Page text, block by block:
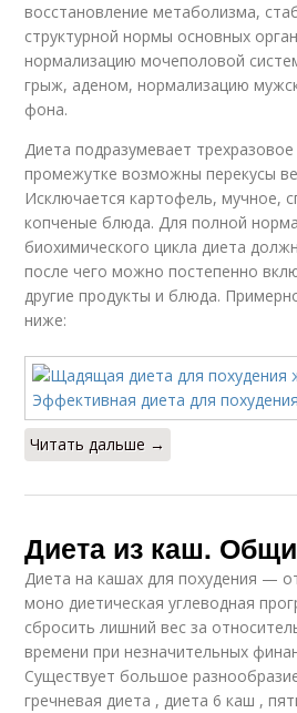
восстановление метаболизма,
структурной нормы основных
нормализацию мочеполовой
грыж, аденом, нормализацию
фона.
Диета подразумевает
промежутке возможны перекусы
Исключается картофель, мучное,
копченые блюда. Для полной
биохимического цикла диета
после чего можно постепенно
другие продукты и блюда.
ниже:
Читать дальше →
Диета из каш.
Диета на кашах для похудения —
моно диетическая углеводная
сбросить лишний вес за
времени при незначительных
Существует большое
гречневая диета , диета 6 каш ,